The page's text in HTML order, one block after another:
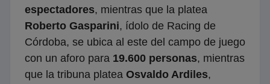
espectadores, mientras que la platea
Roberto Gasparini, ídolo de Racing de
Córdoba, se ubica al este del campo de juego
con un aforo para 19.600 personas, mientras
que la tribuna platea Osvaldo Ardiles,